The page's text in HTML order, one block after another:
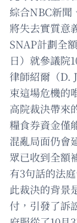
綜合NBC新聞
將失去實質意
SNAP計劃全
日）就參議院
律師紹爾（D.
束這場危機的
高院裁決帶來
糧食券資金僅
混亂局面仍會
眾已收到全額
有3句話的法
此裁決的背景
付，引發了訴